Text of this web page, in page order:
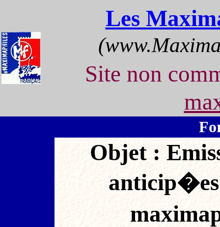
Les
Site non
Objet :
anticip�es